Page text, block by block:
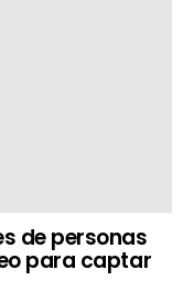
de personas
para captar